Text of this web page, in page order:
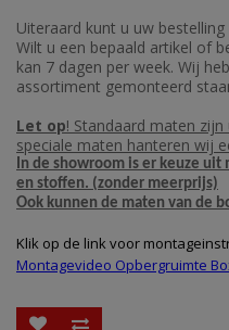
Uiteraard kunt u uw
Wilt u een bepaald artikel of
kan 7 dagen per week. Wij
assortiment gemonteerd
Let op! Standaard maten
speciale maten hanteren wij
In de showroom is er keuze
en stoffen. (zonder meerprijs)
Ook kunnen de maten van de
Klik op de link voor
Montagevideo Opbergruimte